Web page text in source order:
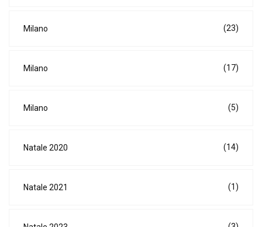
Milano (23)
Milano (17)
Milano (5)
Natale 2020 (14)
Natale 2021 (1)